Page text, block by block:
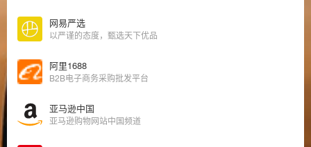
网易严选
以严谨的态度，甄选天下优品
阿里1688
B2B电子商务采购批发平台
亚马逊中国
亚马逊购物网站中国频道